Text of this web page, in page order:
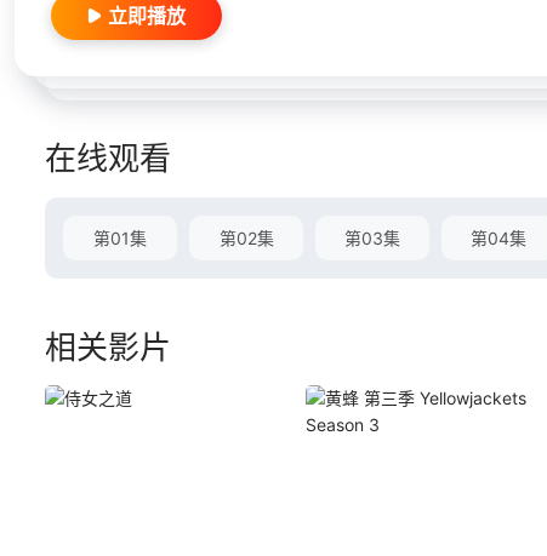
立即播放
在线观看
第01集 第02集 第03集 第04集
相关影片